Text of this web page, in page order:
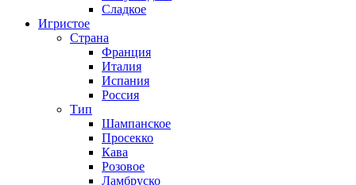
Сладкое
Игристое
Страна
Франция
Италия
Испания
Россия
Тип
Шампанское
Просекко
Кава
Розовое
Ламбруско